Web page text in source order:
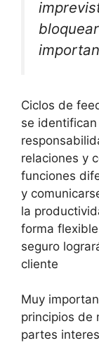
Ciclos de
se
relaciones y
funciones
y
la
forma
seguro
cliente
Muy
principios de
partes